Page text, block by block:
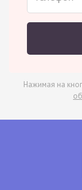
Нажимая на